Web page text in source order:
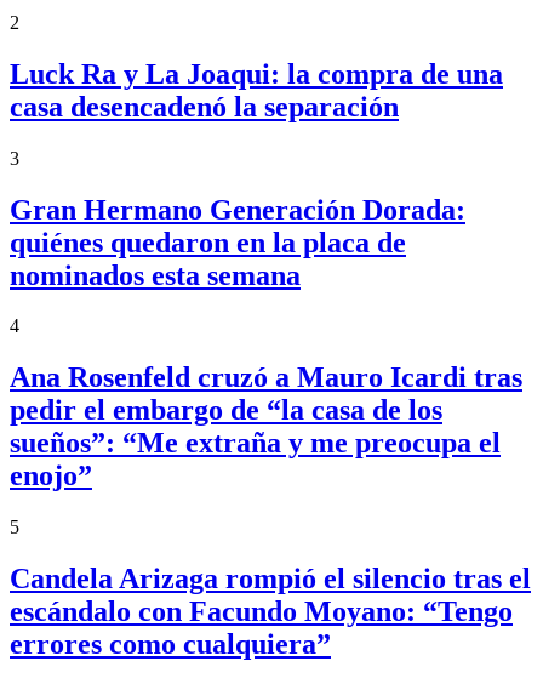
2
Luck Ra y La Joaqui: la compra de una
casa desencadenó la separación
3
Gran Hermano Generación Dorada:
quiénes quedaron en la placa de
nominados esta semana
4
Ana Rosenfeld cruzó a Mauro Icardi tras
pedir el embargo de “la casa de los
sueños”: “Me extraña y me preocupa el
enojo”
5
Candela Arizaga rompió el silencio tras el
escándalo con Facundo Moyano: “Tengo
errores como cualquiera”